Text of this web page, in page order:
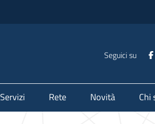
Seguici su
Servizi Rete Novità Chi